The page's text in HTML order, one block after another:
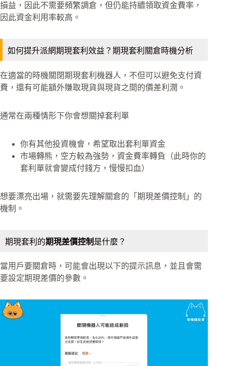
損益，因此不需要頻繁調倉，但仍能持續領取資金費率，
因此資金利用率較高。
如何提升派網期現套利效益？期現套利關倉時機分析
在適當的時機關閉期現套利機器人，不但可以避免支付資
費，還有可能額外賺取現貨與現貨之間的價差利潤。
通常在兩種情形下你會想關掉套利單
你有其他投資機會，希望取出套利單資金
市場轉熊，空方較為強勢，資金費率轉負（此時你的
套利單就會變成付錢方，慢慢扣血）
想要漂亮出場，就需要先理解關倉的「期現差價控制」的
機制。
期現套利的期現差價控制 是什麼？
當用戶要關倉時，可能會出現以下的提示訊息，並且會需
要設定期現差價的參數。